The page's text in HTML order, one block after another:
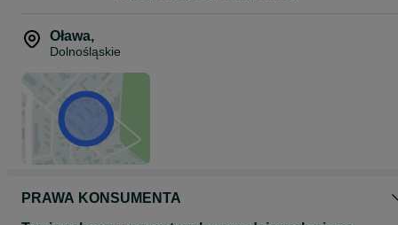
Oława,
Dolnośląskie
PRAWA KONSUMENTA